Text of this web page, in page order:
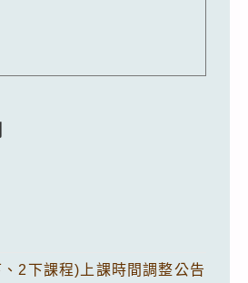
2下課程)上課時間調整公告